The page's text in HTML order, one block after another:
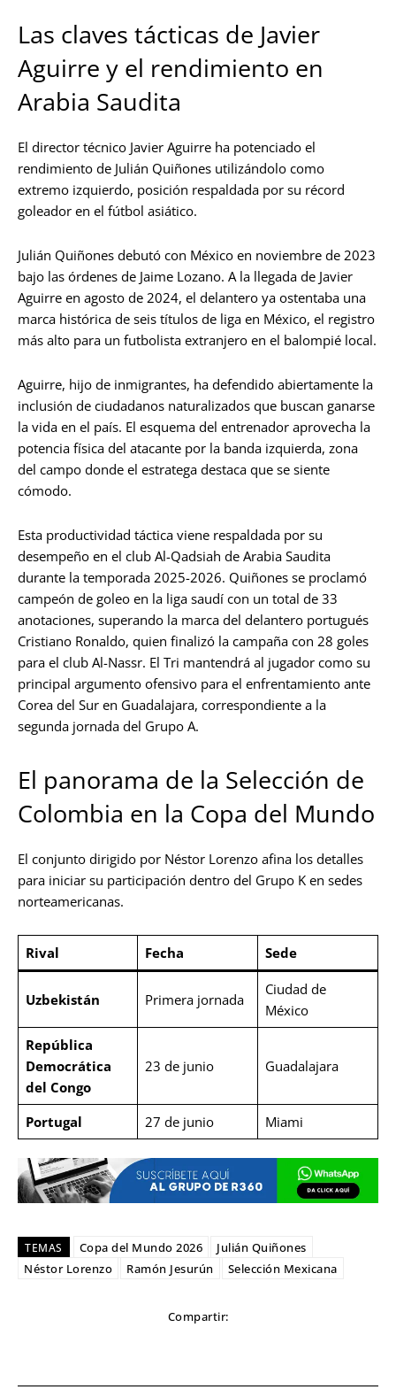
Las claves tácticas de Javier
Aguirre y el rendimiento en
Arabia Saudita
El director técnico Javier Aguirre ha potenciado el
rendimiento de Julián Quiñones utilizándolo como
extremo izquierdo, posición respaldada por su récord
goleador en el fútbol asiático.
Julián Quiñones debutó con México en noviembre de 2023
bajo las órdenes de Jaime Lozano. A la llegada de Javier
Aguirre en agosto de 2024, el delantero ya ostentaba una
marca histórica de seis títulos de liga en México, el registro
más alto para un futbolista extranjero en el balompié local.
Aguirre, hijo de inmigrantes, ha defendido abiertamente la
inclusión de ciudadanos naturalizados que buscan ganarse
la vida en el país. El esquema del entrenador aprovecha la
potencia física del atacante por la banda izquierda, zona
del campo donde el estratega destaca que se siente
cómodo.
Esta productividad táctica viene respaldada por su
desempeño en el club Al-Qadsiah de Arabia Saudita
durante la temporada 2025-2026. Quiñones se proclamó
campeón de goleo en la liga saudí con un total de 33
anotaciones, superando la marca del delantero portugués
Cristiano Ronaldo, quien finalizó la campaña con 28 goles
para el club Al-Nassr. El Tri mantendrá al jugador como su
principal argumento ofensivo para el enfrentamiento ante
Corea del Sur en Guadalajara, correspondiente a la
segunda jornada del Grupo A.
El panorama de la Selección de
Colombia en la Copa del Mundo
El conjunto dirigido por Néstor Lorenzo afina los detalles
para iniciar su participación dentro del Grupo K en sedes
norteamericanas.
Rival Fecha Sede
Uzbekistán Primera jornada
Ciudad de
México
República
Democrática
del Congo
23 de junio Guadalajara
Portugal 27 de junio Miami
TEMAS Copa del Mundo 2026
Julián Quiñones
Néstor Lorenzo
Ramón Jesurún Selección Mexicana
Compartir: